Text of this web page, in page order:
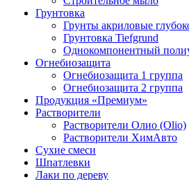
Грунтовка
Грунты акриловые
Грунтовка Tiefgrund
Однокомпонентный
Огнебиозащита
Огнебиозащита 1 группа
Огнебиозащита 2 группа
Продукция «Премиум»
Растворители
Растворители Олио (Olio)
Растворители ХимАвто
Сухие смеси
Шпатлевки
Лаки по дереву